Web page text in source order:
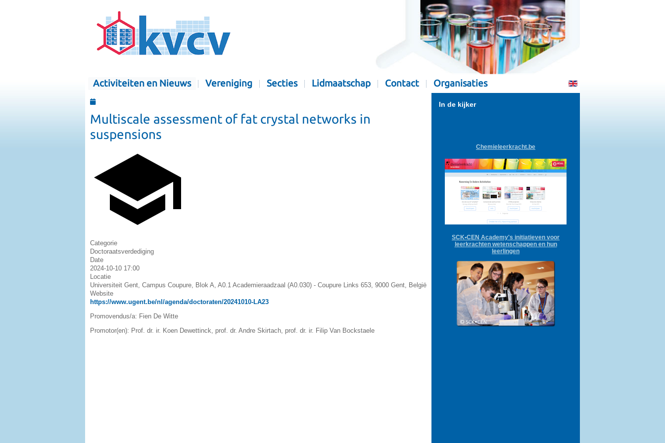
Activiteiten en Nieuws Vereniging Secties Lidmaatschap Contact Organisaties
Multiscale assessment of fat crystal networks in
suspensions
Categorie
Doctoraatsverdediging
Date
2024-10-10 17:00
Locatie
Universiteit Gent, Campus Coupure, Blok A, A0.1 Academieraadzaal (A0.030) - Coupure Links 653, 9000 Gent, België
Website
https://www.ugent.be/nl/agenda/doctoraten/20241010-LA23
Promovendus/a: Fien De Witte
Promotor(en): Prof. dr. ir. Koen Dewettinck, prof. dr. Andre Skirtach, prof. dr. ir. Filip Van Bockstaele
In de kijker
Chemieleerkracht.be
SCK•CEN Academy's initiatieven voor
leerkrachten wetenschappen en hun
leerlingen